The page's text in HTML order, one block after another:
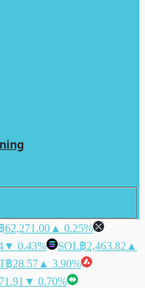
62,271.00 ▲ 0.25%
▼ 0.43% SOL฿2,463.82 ▲
฿28.57 ▲ 3.90%
▼ 0.70%